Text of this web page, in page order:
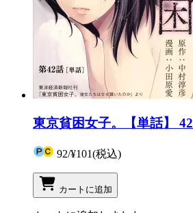
東京貧困女子。【単話】 42
92/¥101(税込)
カートに追加